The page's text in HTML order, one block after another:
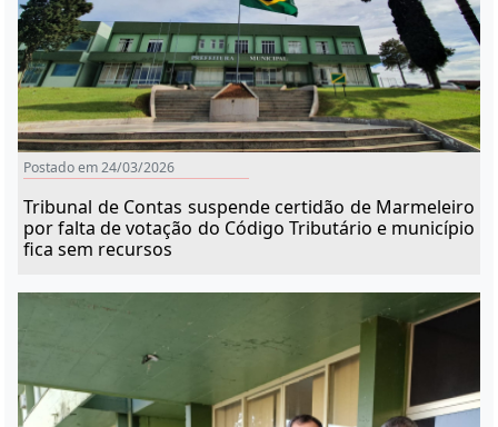
Postado em 24/03/2026
Tribunal de Contas suspende certidão de Marmeleiro
por falta de votação do Código Tributário e município
fica sem recursos